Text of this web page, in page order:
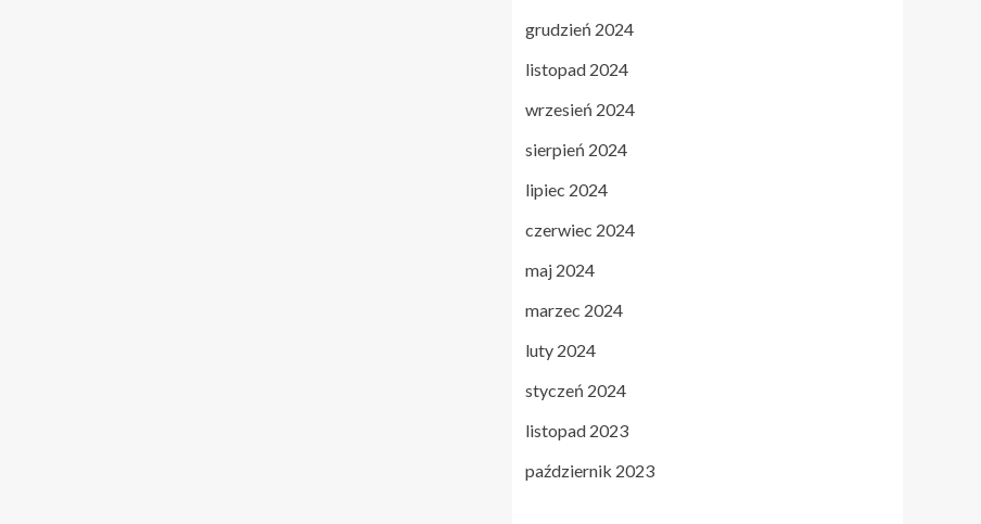
grudzień 2024
listopad 2024
wrzesień 2024
sierpień 2024
lipiec 2024
czerwiec 2024
maj 2024
marzec 2024
luty 2024
styczeń 2024
listopad 2023
październik 2023